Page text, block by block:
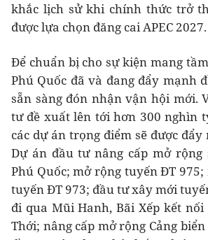
khắc lịch sử khi chính thức trở
được lựa chọn đăng cai APEC 2027.
Để chuẩn bị cho sự kiện mang
Phú Quốc đã và đang đẩy mạnh
sẵn sàng đón nhận vận hội mới.
tư đề xuất lên tới hơn 300 nghìn
các dự án trọng điểm sẽ được
Dự án đầu tư nâng cấp mở rộng
Phú Quốc; mở rộng tuyến ĐT 975;
tuyến ĐT 973; đầu tư xây mới
đi qua Mũi Hanh, Bãi Xếp kết nối
Thới; nâng cấp mở rộng Cảng